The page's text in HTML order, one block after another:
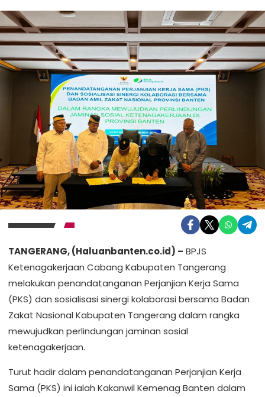
TANGERANG, (Haluanbanten.co.id) – BPJS
Ketenagakerjaan Cabang Kabupaten Tangerang
melakukan penandatanganan Perjanjian Kerja Sama
(PKS) dan sosialisasi sinergi kolaborasi bersama Badan
Zakat Nasional Kabupaten Tangerang dalam rangka
mewujudkan perlindungan jaminan sosial
ketenagakerjaan.
Turut hadir dalam penandatanganan Perjanjian Kerja
Sama (PKS) ini ialah Kakanwil Kemenag Banten dalam